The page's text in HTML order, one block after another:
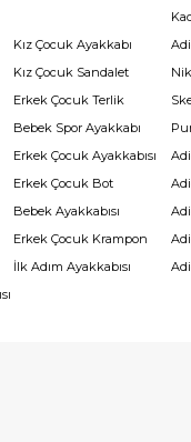
Kız Çocuk Ayakkabı
Kız Çocuk Sandalet
Erkek Çocuk Terlik
Bebek Spor Ayakkabı
Erkek Çocuk Ayakkabısı
Erkek Çocuk Bot
Bebek Ayakkabısı
Erkek Çocuk Krampon
İlk Adım Ayakkabısı